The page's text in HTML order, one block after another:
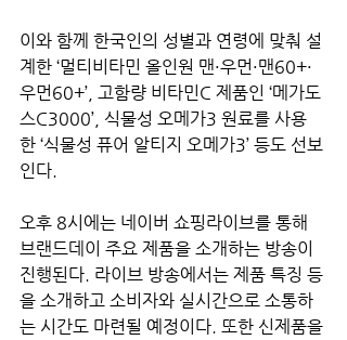
이와 함께 한국인의 성별과 연령에 맞춰 설
계한 ‘멀티비타민 올인원 맨·우먼·맨60+·
우먼60+’, 고함량 비타민C 제품인 ‘메가도
스C3000’, 식물성 오메가3 원료를 사용
한 ‘식물성 퓨어 알티지 오메가3’ 등도 선보
인다.
오후 8시에는 네이버 쇼핑라이브를 통해
브랜드데이 주요 제품을 소개하는 방송이
진행된다. 라이브 방송에서는 제품 특징 등
을 소개하고 소비자와 실시간으로 소통하
는 시간도 마련될 예정이다. 또한 신제품을